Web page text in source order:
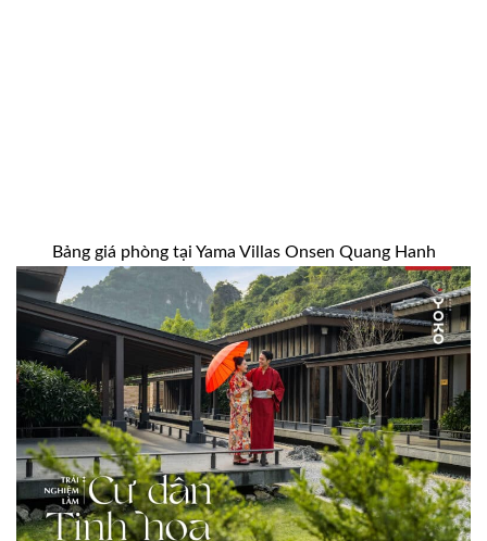
Bảng giá phòng tại Yama Villas Onsen Quang Hanh